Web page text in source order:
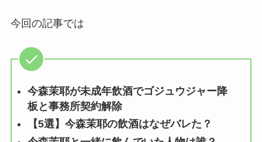
今回の記事では
今森茉耶が未成年飲酒でゴジュウジャー降
板と事務所契約解除
【5選】今森茉耶の飲酒はなぜバレた？